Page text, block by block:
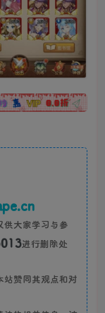
供大家学习与参
进行删除处
站赞同其观点和对